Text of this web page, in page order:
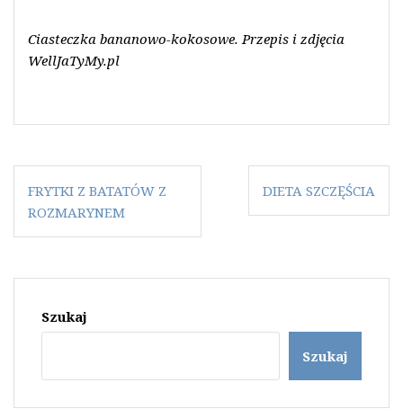
Ciasteczka bananowo-kokosowe. Przepis i zdjęcia
WellJaTyMy.pl
Nawigacja
wpisu
FRYTKI Z BATATÓW Z
ROZMARYNEM
DIETA SZCZĘŚCIA
Szukaj
Szukaj